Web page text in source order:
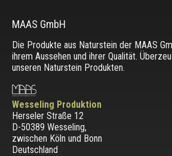
MAAS GmbH
Die Produkte aus Naturstein der MAAS
ihrem Aussehen und ihrer Qualität.
unseren Naturstein Produkten.
Wesseling Produktion
Herseler Straße 12
D-50389 Wesseling,
zwischen Köln und Bonn
Deutschland